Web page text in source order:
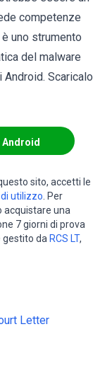
competenze
uno strumento
del malware
Scaricalo
Android
sito, accetti le
utilizzo . Per
acquistare una
7 giorni di prova
gestito da RCS LT,
Letter